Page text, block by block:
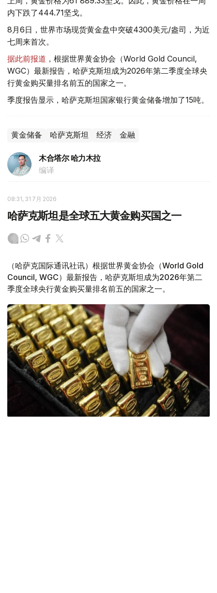
内下跌了444.71坚戈。
8月6日，世界市场现货黄金盘中突破4300美元/盎司，为近
七周来首次。
据此前报道 ，根据世界黄金协会（World Gold Council,
WGC）最新报告，哈萨克斯坦成为2026年第二季度全球央
行黄金购买量排名前五的国家之一。
季度报告显示，哈萨克斯坦国家银行黄金储备增加了15吨。
黄金储备 哈萨克斯坦 经济 金融
木合塔尔 哈力木拉
编译
08:31, 31 7月 2026
哈萨克斯坦是全球五大黄金购买国之一
（哈萨克国际通讯社讯）根据世界黄金协会（World Gold
Council, WGC）最新报告，哈萨克斯坦成为2026年第二
季度全球央行黄金购买量排名前五的国家之一。